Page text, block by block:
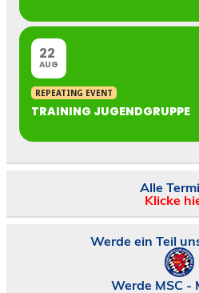
22
AUG
REPEATING EVENT
TRAINING JUGENDGRUPPE
Alle
Klicke
Werde ein Teil
Werde MSC -